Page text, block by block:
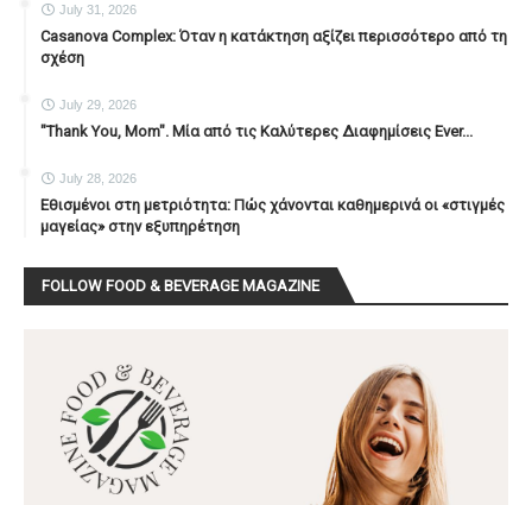
July 31, 2026
Casanova Complex: Όταν η κατάκτηση αξίζει περισσότερο από τη
σχέση
July 29, 2026
"Thank You, Mοm". Μία από τις Καλύτερες Διαφημίσεις Ever...
July 28, 2026
Εθισμένοι στη μετριότητα: Πώς χάνονται καθημερινά οι «στιγμές
μαγείας» στην εξυπηρέτηση
FOLLOW FOOD & BEVERAGE MAGAZINE